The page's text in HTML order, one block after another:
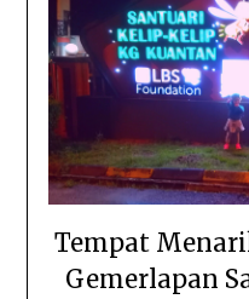
Tempat
Gemerlapan